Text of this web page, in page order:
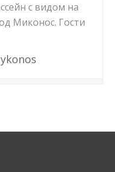
с видом на
Миконос. Гости